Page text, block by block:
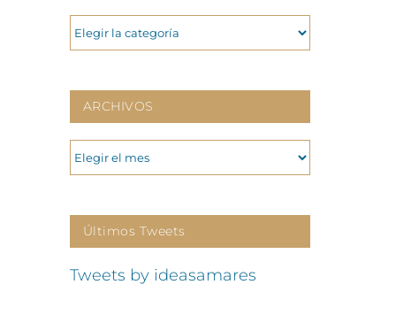
CATEGORIAS
ARCHIVOS
ARCHIVOS
Últimos Tweets
Tweets by ideasamares